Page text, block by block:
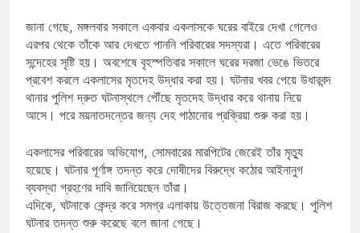
জানা গেছে, মঙ্গলবার সকালে একবার একলাসকে ঘরের বাইরে দেখা গেলেও
এরপর থেকে তাঁকে আর দেখতে পাননি পরিবারের সদস্যরা। এতে পরিবারের
সন্দেহের সৃষ্টি হয়। অবশেষে বৃহস্পতিবার সকালে ঘরের দরজা ভেঙে ভিতরে
প্রবেশ করলে একলাসের মৃতদেহ উদ্ধার করা হয়। ঘটনার খবর পেয়ে উধারবন্দ
থানার পুলিশ দ্রুত ঘটনাস্থলে পৌঁছে মৃতদেহ উদ্ধার করে থানায় নিয়ে
আসে। পরে ময়নাতদন্তের জন্য দেহ পাঠানোর প্রক্রিয়া শুরু করা হয়।
একলাসের পরিবারের অভিযোগ, সোমবারের মারপিটের জেরেই তাঁর মৃত্যু
হয়েছে। ঘটনার পূর্ণাঙ্গ তদন্ত করে দোষীদের বিরুদ্ধে কঠোর আইনানুগ
ব্যবস্থা গ্রহণের দাবি জানিয়েছেন তাঁরা।
এদিকে, ঘটনাকে কেন্দ্র করে সমগ্র এলাকায় উত্তেজনা বিরাজ করছে। পুলিশ
ঘটনার তদন্ত শুরু করেছে বলে জানা গেছে।